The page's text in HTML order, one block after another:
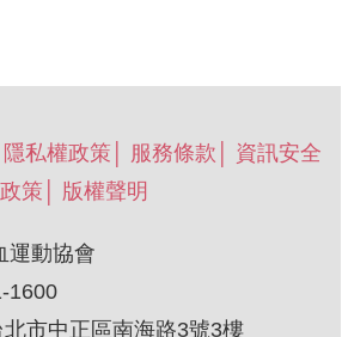
隱私權政策 服務條款
資訊安全
政策
版權聲明
運動協會
1600
北市中正區南海路3號3樓